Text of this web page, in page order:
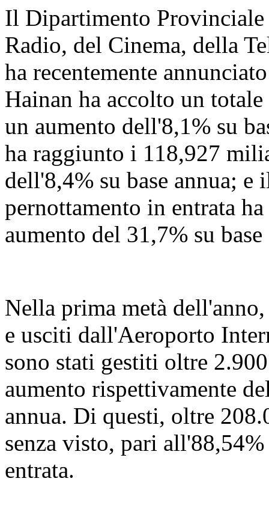
Il Dipartimento
Radio, del Cinema, della
ha recentemente
Hainan ha accolto un
un aumento dell'8,1% su
ha raggiunto i 118,927
dell'8,4% su base annua;
pernottamento in entrata
aumento del 31,7% su base
Nella prima metà
e usciti dall'Aeroporto
sono stati gestiti oltre
aumento rispettivamente
annua. Di questi, oltre
senza visto, pari
entrata.